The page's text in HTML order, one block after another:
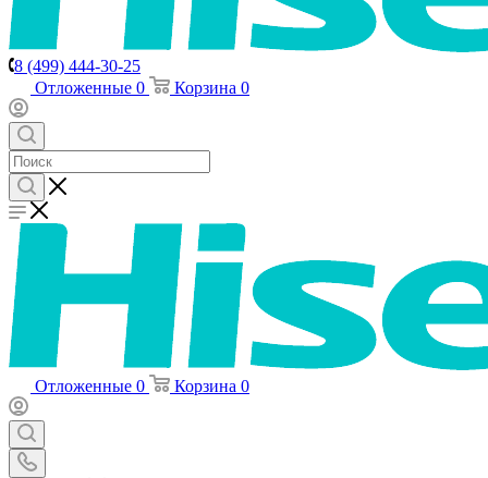
8 (499) 444-30-25
Отложенные 0 Корзина 0
Отложенные 0 Корзина 0